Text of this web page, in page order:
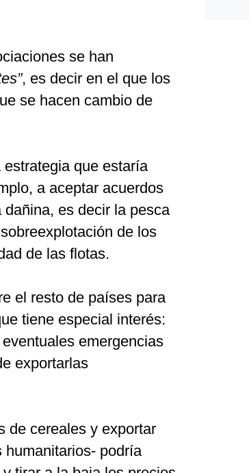
se han
, es decir en el que los
se hacen cambio de
que estaría
a aceptar acuerdos
es decir la pesca
de los
de las flotas.
el resto de países para
tiene especial interés:
emergencias
exportarlas
de cereales y exportar
humanitarios- podría